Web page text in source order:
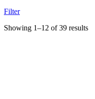
Filter
Showing 1–12 of 39 results